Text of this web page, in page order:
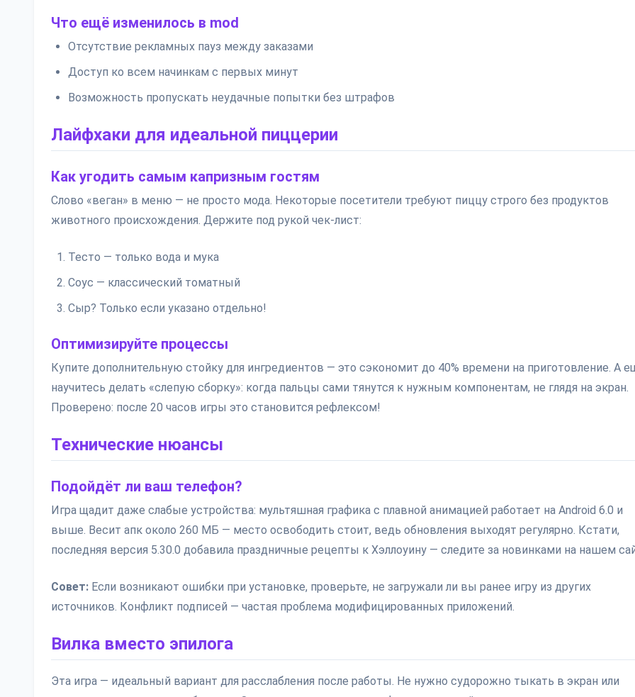
Что ещё изменилось в mod
Отсутствие рекламных пауз между заказами
Доступ ко всем начинкам с первых минут
Возможность пропускать неудачные попытки без штрафов
Лайфхаки для идеальной пиццерии
Как угодить самым капризным гостям
Слово «веган» в меню — не просто мода. Некоторые посетители требуют пиццу строго без продуктов
животного происхождения. Держите под рукой чек-лист:
Тесто — только вода и мука
Соус — классический томатный
Сыр? Только если указано отдельно!
Оптимизируйте процессы
Купите дополнительную стойку для ингредиентов — это сэкономит до 40% времени на приготовление. А
научитесь делать «слепую сборку»: когда пальцы сами тянутся к нужным компонентам, не глядя на экран.
Проверено: после 20 часов игры это становится рефлексом!
Технические нюансы
Подойдёт ли ваш телефон?
Игра щадит даже слабые устройства: мультяшная графика с плавной анимацией работает на Android 6.0 и
выше. Весит апк около 260 МБ — место освободить стоит, ведь обновления выходят регулярно. Кстати,
последняя версия 5.30.0 добавила праздничные рецепты к Хэллоуину — следите за новинками на нашем
Совет: Если возникают ошибки при установке, проверьте, не загружали ли вы ранее игру из других
источников. Конфликт подписей — частая проблема модифицированных приложений.
Вилка вместо эпилога
Эта игра — идеальный вариант для расслабления после работы. Не нужно судорожно тыкать в экран или